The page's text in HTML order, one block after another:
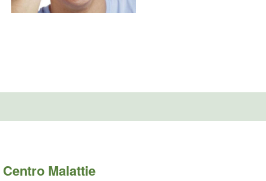
Centro Malattie